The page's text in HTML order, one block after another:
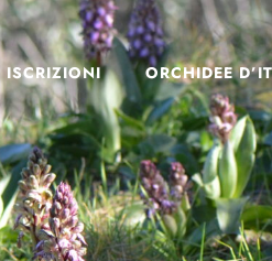
ISCRIZIONI ORCHIDEE